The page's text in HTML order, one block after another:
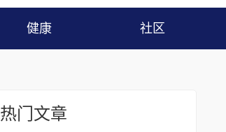
健康 社区
热门文章